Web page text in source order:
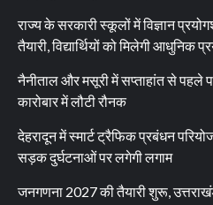
राज्य के सरकारी स्कूलों में विज्ञान
तैयारी, विद्यार्थियों को मिलेगी आधुनिक
नैनीताल और मसूरी में सप्ताहांत से पहले
कारोबार में लौटी रौनक
देहरादून में स्मार्ट ट्रैफिक प्रबंधन
सड़क दुर्घटनाओं पर लगेगी लगाम
जनगणना 2027 की तैयारी शुरू,